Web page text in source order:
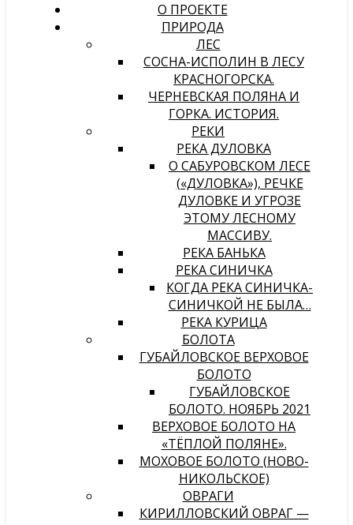
О ПРОЕКТЕ
ПРИРОДА
ЛЕС
СОСНА-ИСПОЛИН В ЛЕСУ
КРАСНОГОРСКА.
ЧЕРНЕВСКАЯ ПОЛЯНА И
ГОРКА. ИСТОРИЯ.
РЕКИ
РЕКА ДУЛОВКА
О САБУРОВСКОМ ЛЕСЕ
(«ДУЛОВКА»), РЕЧКЕ
ДУЛОВКЕ И УГРОЗЕ
ЭТОМУ ЛЕСНОМУ
МАССИВУ.
РЕКА БАНЬКА
РЕКА СИНИЧКА
КОГДА РЕКА СИНИЧКА-
СИНИЧКОЙ НЕ БЫЛА…
РЕКА КУРИЦА
БОЛОТА
ГУБАЙЛОВСКОЕ ВЕРХОВОЕ
БОЛОТО
ГУБАЙЛОВСКОЕ
БОЛОТО. НОЯБРЬ 2021
ВЕРХОВОЕ БОЛОТО НА
«ТЁПЛОЙ ПОЛЯНЕ».
МОХОВОЕ БОЛОТО (НОВО-
НИКОЛЬСКОЕ)
ОВРАГИ
КИРИЛЛОВСКИЙ ОВРАГ —